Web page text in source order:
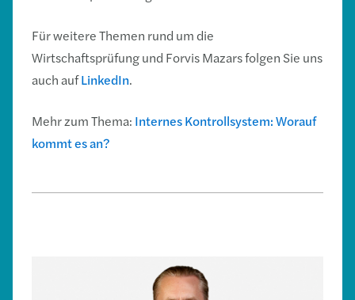
Für weitere Themen rund um die
Wirtschaftsprüfung und Forvis Mazars folgen Sie uns
auch aufLinkedIn.
Mehr zum Thema: Internes Kontrollsystem: Worauf
kommt es an?